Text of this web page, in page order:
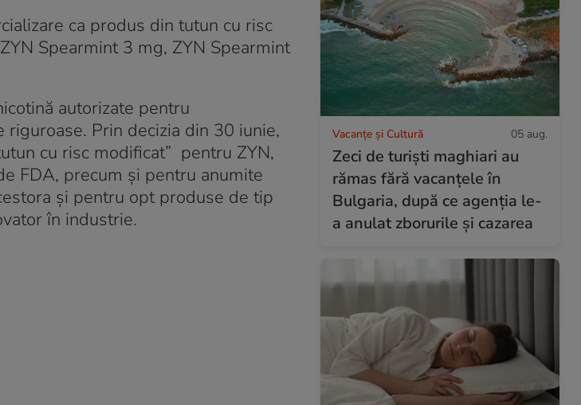
ca produs din tutun cu risc
ZYN Spearmint 3 mg, ZYN Spearmint
autorizate pentru
Prin decizia din 30 iunie,
cu risc modificat” pentru ZYN,
FDA, precum și pentru anumite
și pentru opt produse de tip
în industrie.
Vacanțe și Cultură 05 aug.
Zeci de turiști maghiari au
rămas fără vacanțele în
Bulgaria, după ce agenția le-
a anulat zborurile și cazarea